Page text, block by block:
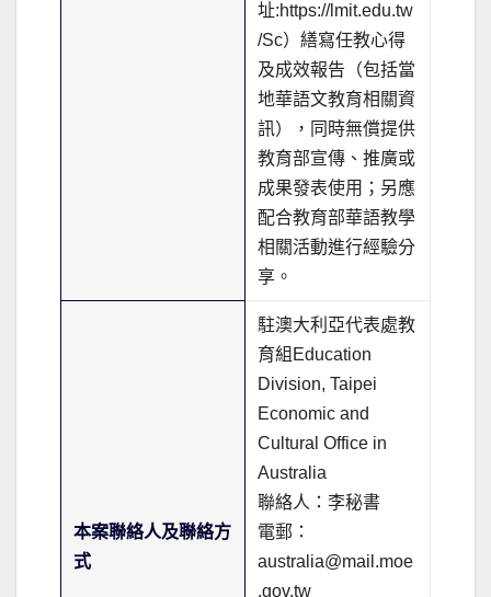
址:https://lmit.edu.tw
/Sc）繕寫任教心得
及成效報告（包括當
地華語文教育相關資
訊），同時無償提供
教育部宣傳、推廣或
成果發表使用；另應
配合教育部華語教學
相關活動進行經驗分
享。
本案聯絡人及聯絡方
式
駐澳大利亞代表處教
育組Education
Division, Taipei
Economic and
Cultural Office in
Australia
聯絡人：李秘書
電郵：
australia@mail.moe
.gov.tw